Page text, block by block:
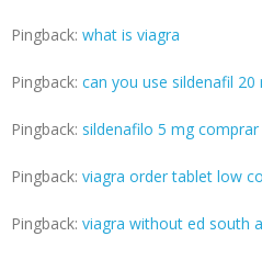
Pingback: what is viagra
Pingback: can you use sildenafil 20
Pingback: sildenafilo 5 mg comprar
Pingback: viagra order tablet low
Pingback: viagra without ed south